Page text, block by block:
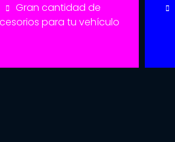
Gran cantidad de
para tu vehículo